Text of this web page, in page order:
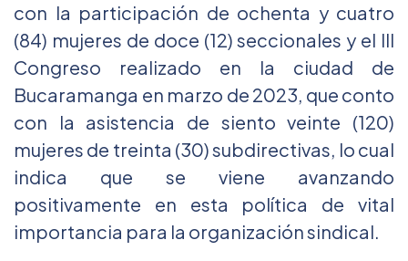
con la participación de ochenta y cuatro
(84) mujeres de doce (12) seccionales y el III
Congreso realizado en la ciudad de
Bucaramanga en marzo de 2023, que conto
con la asistencia de siento veinte (120)
mujeres de treinta (30) subdirectivas, lo cual
indica que se viene avanzando
positivamente en esta política de vital
importancia para la organización sindical.